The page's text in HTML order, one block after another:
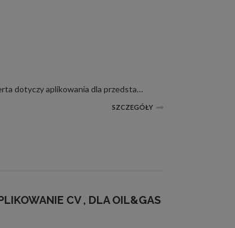
Treść ogłoszenia : statki pasażerskie Oferta dotyczy aplikowania dla przedstawicieli armatorów statków pasazerskich i promów. Jeżeli nie skończyłeś 45 lat, znasz w stopniu komunikatywnym język obcy, jesteś kreatywny, otwarty na bezpośredn...
SZCZEGÓŁY
CV , DLA OIL&GAS